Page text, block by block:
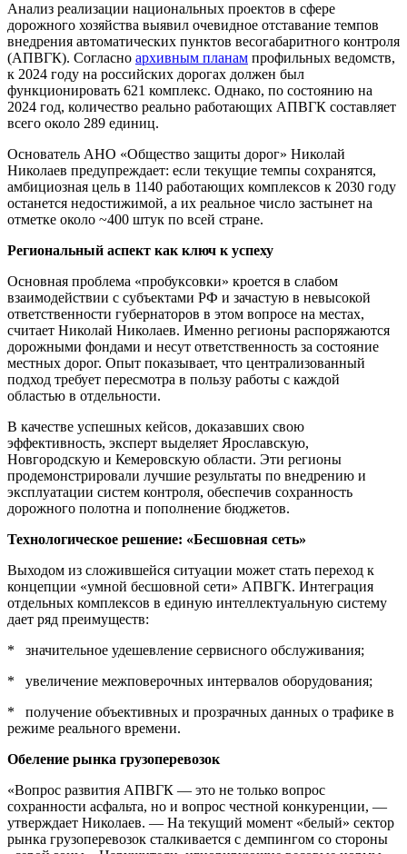
Анализ реализации национальных проектов в сфере
дорожного хозяйства выявил очевидное отставание темпов
внедрения автоматических пунктов весогабаритного контроля
(АПВГК). Согласно архивным планам профильных ведомств,
к 2024 году на российских дорогах должен был
функционировать 621 комплекс. Однако, по состоянию на
2024 год, количество реально работающих АПВГК составляет
всего около 289 единиц.
Основатель АНО «Общество защиты дорог» Николай
Николаев предупреждает: если текущие темпы сохранятся,
амбициозная цель в 1140 работающих комплексов к 2030 году
останется недостижимой, а их реальное число застынет на
отметке около ~400 штук по всей стране.
Региональный аспект как ключ к успеху
Основная проблема «пробуксовки» кроется в слабом
взаимодействии с субъектами РФ и зачастую в невысокой
ответственности губернаторов в этом вопросе на местах,
считает Николай Николаев. Именно регионы распоряжаются
дорожными фондами и несут ответственность за состояние
местных дорог. Опыт показывает, что централизованный
подход требует пересмотра в пользу работы с каждой
областью в отдельности.
В качестве успешных кейсов, доказавших свою
эффективность, эксперт выделяет Ярославскую,
Новгородскую и Кемеровскую области. Эти регионы
продемонстрировали лучшие результаты по внедрению и
эксплуатации систем контроля, обеспечив сохранность
дорожного полотна и пополнение бюджетов.
Технологическое решение: «Бесшовная сеть»
Выходом из сложившейся ситуации может стать переход к
концепции «умной бесшовной сети» АПВГК. Интеграция
отдельных комплексов в единую интеллектуальную систему
дает ряд преимуществ:
* значительное удешевление сервисного обслуживания;
* увеличение межповерочных интервалов оборудования;
* получение объективных и прозрачных данных о трафике в
режиме реального времени.
Обеление рынка грузоперевозок
«Вопрос развития АПВГК — это не только вопрос
сохранности асфальта, но и вопрос честной конкуренции, —
утверждает Николаев. — На текущий момент «белый» сектор
рынка грузоперевозок сталкивается с демпингом со стороны